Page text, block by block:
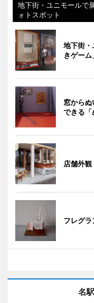
地下街・ユニモールで
ォトスポット
地下街・
きゲー
窓から
できる「
店舗外観
フレグ
名